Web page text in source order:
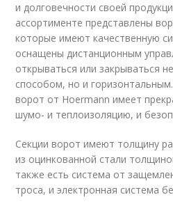
и долговечности своей
ассортименте представлены
которые имеют качественную
оснащены дистанционным
открываться или закрываться
способом, но и
ворот от Hoermann имеет
шумо- и теплоизоляцию, и
Секции ворот имеют толщину
из оцинкованной стали
также есть система от
троса, и электронная система